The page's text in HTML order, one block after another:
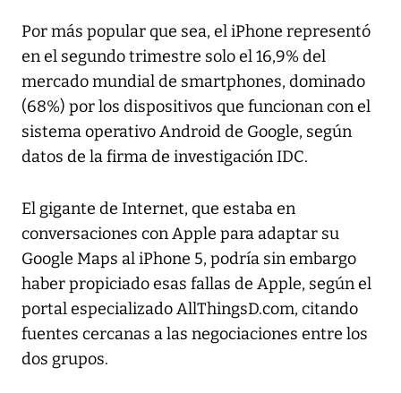
Por más popular que sea, el iPhone representó
en el segundo trimestre solo el 16,9% del
mercado mundial de smartphones, dominado
(68%) por los dispositivos que funcionan con el
sistema operativo Android de Google, según
datos de la firma de investigación IDC.
El gigante de Internet, que estaba en
conversaciones con Apple para adaptar su
Google Maps al iPhone 5, podría sin embargo
haber propiciado esas fallas de Apple, según el
portal especializado AllThingsD.com, citando
fuentes cercanas a las negociaciones entre los
dos grupos.